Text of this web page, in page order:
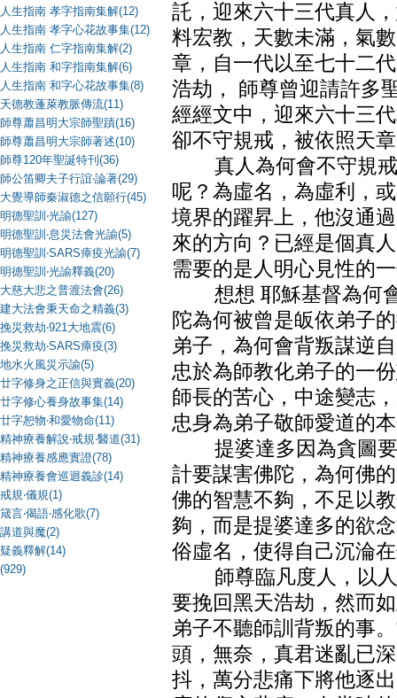
人生指南 孝字指南集解(12)
人生指南 孝字心花故事集(12)
人生指南 仁字指南集解(2)
人生指南 和字指南集解(6)
人生指南 和字心花故事集(8)
天德教蓬萊教脈傳流(11)
師尊蕭昌明大宗師聖蹟(16)
師尊蕭昌明大宗師著述(10)
師尊120年聖誕特刊(36)
師公笛卿夫子行誼‧論著(29)
大覺導師秦淑德之信願行(45)
明德聖訓‧光諭(127)
明德聖訓‧息災法會光諭(5)
明德聖訓‧SARS瘴疫光諭(7)
明德聖訓‧光諭釋義(20)
大慈大悲之普渡法會(26)
建大法會秉天命之精義(3)
挽災救劫‧921大地震(6)
挽災救劫‧SARS瘴疫(3)
地水火風災示諭(5)
廿字修身之正信與實義(20)
廿字修心養身故事集(14)
廿字恕物‧和愛物命(11)
精神療養解說‧戒規‧醫道(31)
精神療養感應實證(78)
精神療養會巡迴義診(14)
戒規‧儀規(1)
箴言‧偈語‧感化歌(7)
講道與魔(2)
疑義釋解(14)
(929)
託，迎來六十三代真人
料宏教，天數未滿，氣
章，自一代以至七十二
浩劫， 師尊曾迎請許多
經經文中，迎來六十三
卻不守規戒，被依照天
真人為何會不守規戒
呢？為虛名，為虛利，
境界的躍昇上，他沒通
來的方向？已經是個真
需要的是人明心見性的
想想 耶穌基督為何會
陀為何被曾是皈依弟子
弟子，為何會背叛謀逆
忠於為師教化弟子的一
師長的苦心，中途變志
忠身為弟子敬師愛道的
提婆達多因為貪圖要
計要謀害佛陀，為何佛
佛的智慧不夠，不足以
夠，而是提婆達多的欲
俗虛名，使得自己沉淪
師尊臨凡度人，以人
要挽回黑天浩劫，然而
弟子不聽師訓背叛的事
頭，無奈，真君迷亂已
抖，萬分悲痛下將他逐